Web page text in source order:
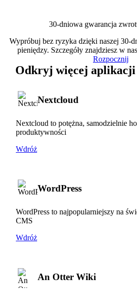
30-dniowa gwarancja
Wypróbuj bez ryzyka dzięki naszej 30-
pieniędzy. Szczegóły znajdziesz w
Rozpocznij
Odkryj więcej aplikacji
Nextcloud
Nextcloud to potężna, samodzielnie
produktywności
Wdróż
WordPress
WordPress to najpopularniejszy na
CMS
Wdróż
An Otter Wiki